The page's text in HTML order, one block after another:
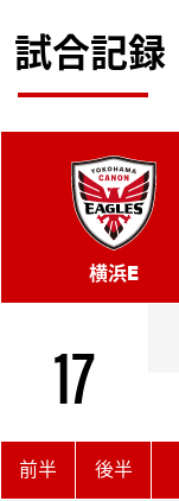
試合記録
横浜E
17
前半 後半